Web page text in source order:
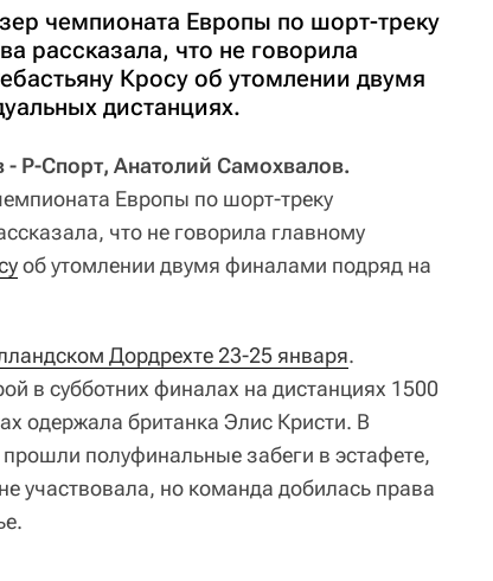
чемпионата Европы по шорт-треку
рассказала, что не говорила
Кросу об утомлении двумя
дистанциях.
Р-Спорт, Анатолий Самохвалов.
Европы по шорт-треку
что не говорила главному
об утомлении двумя финалами подряд на
Дордрехте 23-25 января.
в субботних финалах на дистанциях 1500
одержала британка Элис Кристи. В
полуфинальные забеги в эстафете,
участвовала, но команда добилась права